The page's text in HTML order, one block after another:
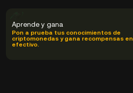
Aprende y gana
Pon a prueba tus conocimientos de
criptomonedas y gana recompensas en
efectivo.